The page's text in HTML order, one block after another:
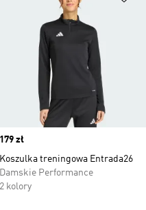
Price
179 zł
Koszulka treningowa Entrada26
Damskie Performance
2 kolory